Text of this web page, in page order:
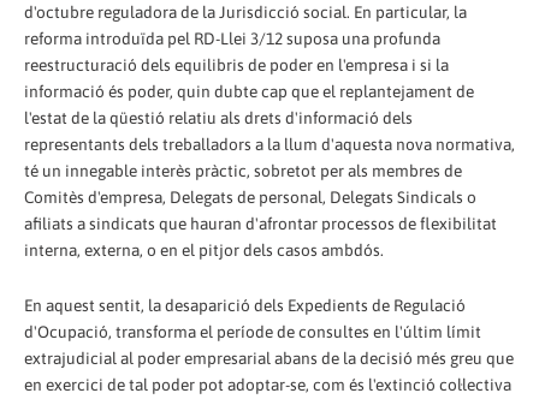
d'octubre reguladora de la Jurisdicció social. En particular, la
reforma introduïda pel RD-Llei 3/12 suposa una profunda
reestructuració dels equilibris de poder en l'empresa i si la
informació és poder, quin dubte cap que el replantejament de
l'estat de la qüestió relatiu als drets d'informació dels
representants dels treballadors a la llum d'aquesta nova normativa,
té un innegable interès pràctic, sobretot per als membres de
Comitès d'empresa, Delegats de personal, Delegats Sindicals o
afiliats a sindicats que hauran d'afrontar processos de flexibilitat
interna, externa, o en el pitjor dels casos ambdós.
En aquest sentit, la desaparició dels Expedients de Regulació
d'Ocupació, transforma el període de consultes en l'últim límit
extrajudicial al poder empresarial abans de la decisió més greu que
en exercici de tal poder pot adoptar-se, com és l'extinció col·lectiva